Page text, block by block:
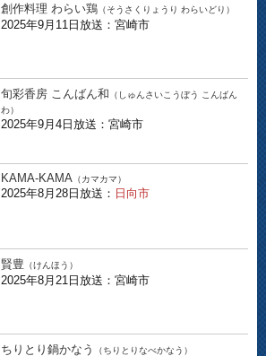
創作料理 わらい鶏 （そうさくりょうり わらいどり）
2025年9月11日放送：宮崎市
旬彩香房 こんばん和 （しゅんさいこうぼう こんばん
わ）
2025年9月4日放送：宮崎市
KAMA-KAMA （カマカマ）
2025年8月28日放送： 日向市
賢豊 （けんほう）
2025年8月21日放送：宮崎市
ちりとり鍋かなう （ちりとりなべかなう）